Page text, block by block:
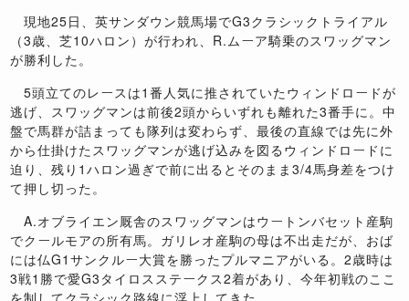
現地25日、英サンダウン競馬場でG3クラシックトライアル
（3歳、芝10ハロン）が行われ、R.ムーア騎乗のスワッグマン
が勝利した。
5頭立てのレースは1番人気に推されていたウィンドロードが
逃げ、スワッグマンは前後2頭からいずれも離れた3番手に。中
盤で馬群が詰まっても隊列は変わらず、最後の直線では先に外
から仕掛けたスワッグマンが逃げ込みを図るウィンドロードに
迫り、残り1ハロン過ぎで前に出るとそのまま3/4馬身差をつけ
て押し切った。
A.オブライエン厩舎のスワッグマンはウートンバセット産駒
でクールモアの所有馬。ガリレオ産駒の母は不出走だが、おば
には仏G1サンクルー大賞を勝ったプルマニアがいる。2歳時は
3戦1勝で愛G3タイロスステークス2着があり、今年初戦のここ
を制してクラシック路線に浮上してきた。